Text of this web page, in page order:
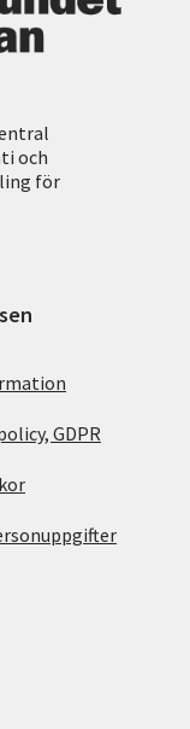
och
för
GDPR